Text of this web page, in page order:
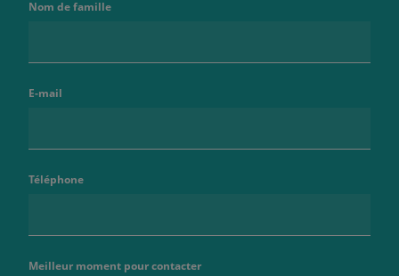
Nom de famille
E-mail
Téléphone
Meilleur moment pour contacter